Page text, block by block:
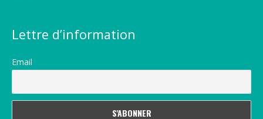
Lettre d’information
Email